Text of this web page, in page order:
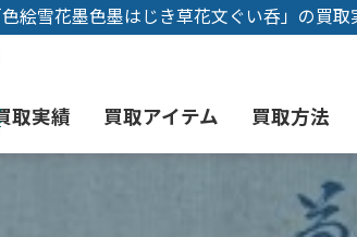
絵雪花墨色墨はじき草花文ぐい呑」の買取
取実績 買取アイテム 買取方法